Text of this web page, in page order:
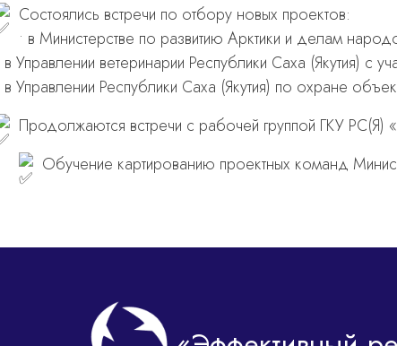
Состоялись встречи по отбору новых проектов:
• в Министерстве по развитию Арктики и делам
в Управлении ветеринарии Республики Саха (Якутия) с
в Управлении Республики Саха (Якутия) по охране
Продолжаются встречи с рабочей группой ГКУ РС(Я)
Обучение картированию проектных команд